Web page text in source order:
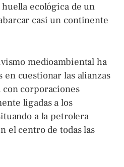
ecológica de un
casi un continente
medioambiental ha
en cuestionar las alianzas
con corporaciones
ligadas a los
a la petrolera
el centro de todas las